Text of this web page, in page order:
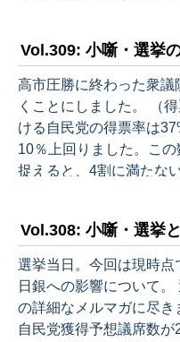
事前のエコノミスト予
なりました。 ・前期比では、民間最終消費支出が+0.
1%、設備投資が+0.2%
実質賃金マイナスが続
今一歩。住宅投資は法改
公的需…
Vol.309: 小噺・選挙
高市圧勝に終わった衆
くことにしました。 （得票率） 比例代表（全国計）にお
ける自民党の得票率は
10％上回りました。こ
捉えると、4割に満たな
議席を獲得した格好になります。 この
挙制度の議論の重要性を
気に10％（600万票弱）
同様、日本でも無党派
たしていることを示します。 こうした基本的な
認識させてくれた選挙
Vol.308: 小噺・選挙
選挙当日。今回は現時
日銀への影響について。 選挙情勢については永田町さん
の詳細なメルマガに尽き
自民党獲得予想議席数